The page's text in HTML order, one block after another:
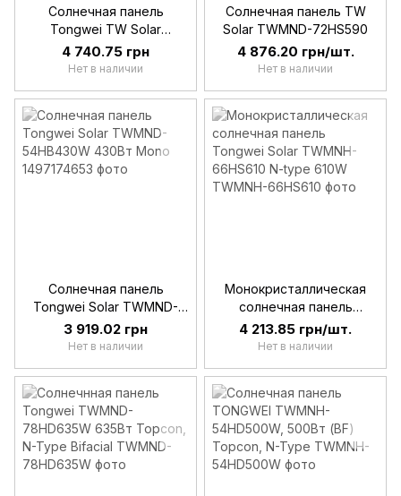
Солнечная панель
Tongwei TW Solar
TW405MAP-108-H-F
4 740.75 грн
Нет в наличии
Солнечная панель TW
Solar TWMND-72HS590
4 876.20 грн/шт.
Нет в наличии
Солнечная панель
Tongwei Solar TWMND-
54HB430W 430Вт Mono
3 919.02 грн
Нет в наличии
Монокристаллическая
солнечная панель
Tongwei Solar TWMNH-
66HS610 N-type 610W
4 213.85 грн/шт.
Нет в наличии